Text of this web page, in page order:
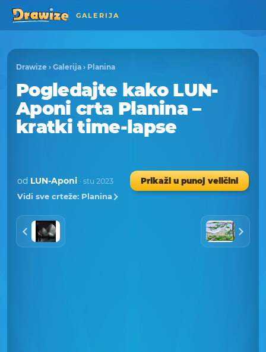
GALERIJA
Drawize › Galerija › Planina
Pogledajte kako LUN-
Aponi crta Planina –
kratki time-lapse
od LUN-Aponi · stu 2023
Prikaži u punoj veličini
Vidi sve crteže: Planina